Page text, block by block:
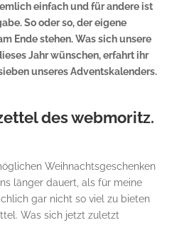
einfach und für andere ist
So oder so, der eigene
Ende stehen. Was sich unsere
Jahr wünschen, erfahrt ihr
unseres Adventskalenders.
des webmoritz.
Weihnachtsgeschenken
länger dauert, als für meine
gar nicht so viel zu bieten
Was sich jetzt zuletzt